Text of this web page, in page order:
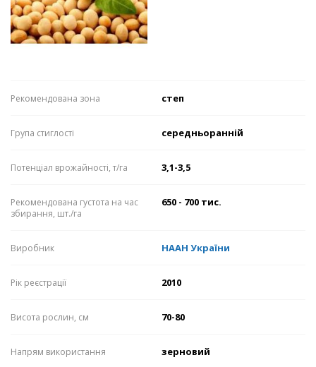
Рекомендована зона степ
Група стиглості середньоранній
Потенціал врожайності, т/га 3,1-3,5
Рекомендована густота на час
збирання, шт./га
650 - 700 тис.
Виробник НААН України
Рік реєстрації 2010
Висота рослин, см 70-80
Напрям використання зерновий